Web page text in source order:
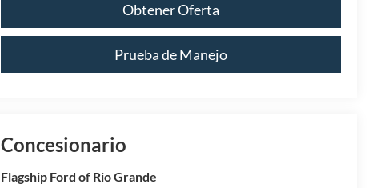
Obtener Oferta
Prueba de Manejo
Concesionario
Flagship Ford of Rio Grande